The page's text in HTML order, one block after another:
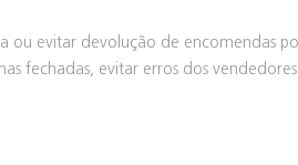
ou evitar devolução de encomendas
fechadas, evitar erros dos